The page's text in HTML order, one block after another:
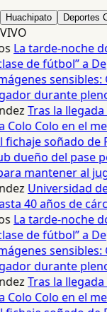
Huachipato Deportes
VIVO
La tarde-noche
de fútbol” a
sensibles:
durante
Tras la
Colo en el
fichaje soñado de
dueño del pase
mantener al
Universidad
40 años de
La tarde-noche
de fútbol” a
sensibles:
durante
Tras la
Colo en el